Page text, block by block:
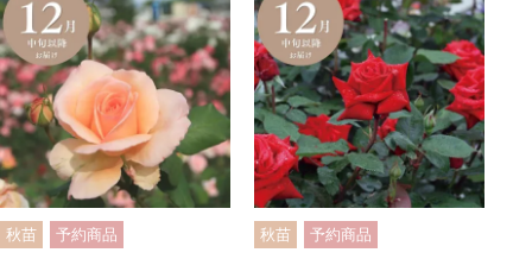
秋苗 予約商品 秋苗 予約商品